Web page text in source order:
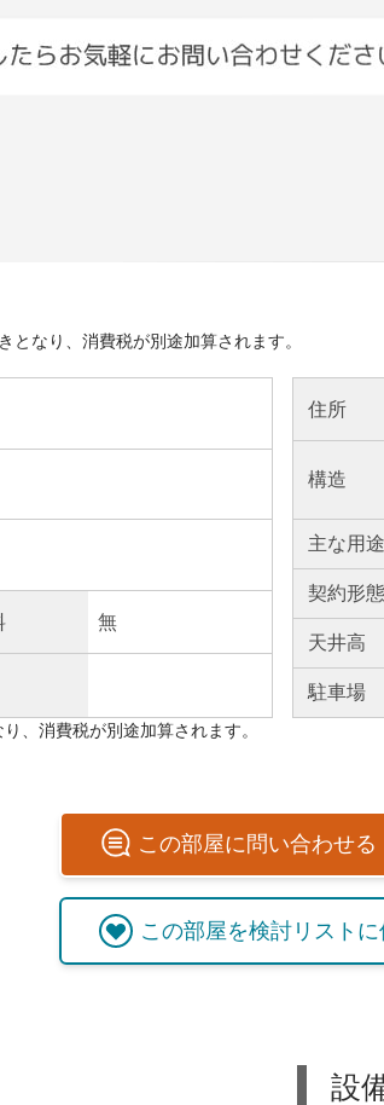
なり、消費税が別途加算されます。
無
住所
構造
主な用途
契約形態
天井高
駐車場
、消費税が別途加算されます。
この部屋に問い合わせる
この部屋を検討リスト
設